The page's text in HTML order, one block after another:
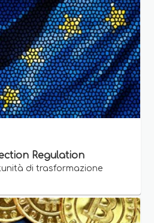
Regulation
di trasformazione